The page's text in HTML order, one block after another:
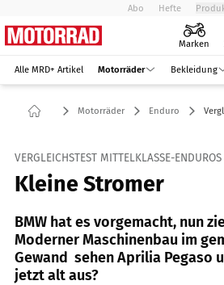
Abo Hefte
Marken
Alle MRD+ Artikel Motorräder Bekleidung
Motorräder Enduro
VERGLEICHSTEST MITTELKLASSE-ENDUROS
Kleine Stromer
BMW hat es vorgemacht, nun
Moderner Maschinenbau im
Gewand  sehen Aprilia Pegaso
jetzt alt aus?